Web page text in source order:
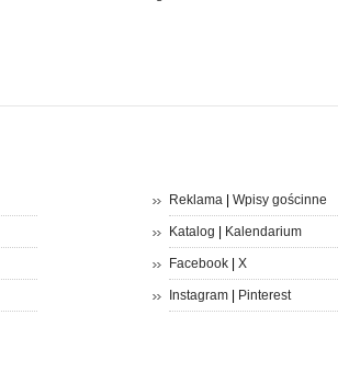
Reklama| Wpisy gościnne
Katalog Kalendarium
Facebook| X
Instagram| Pinterest